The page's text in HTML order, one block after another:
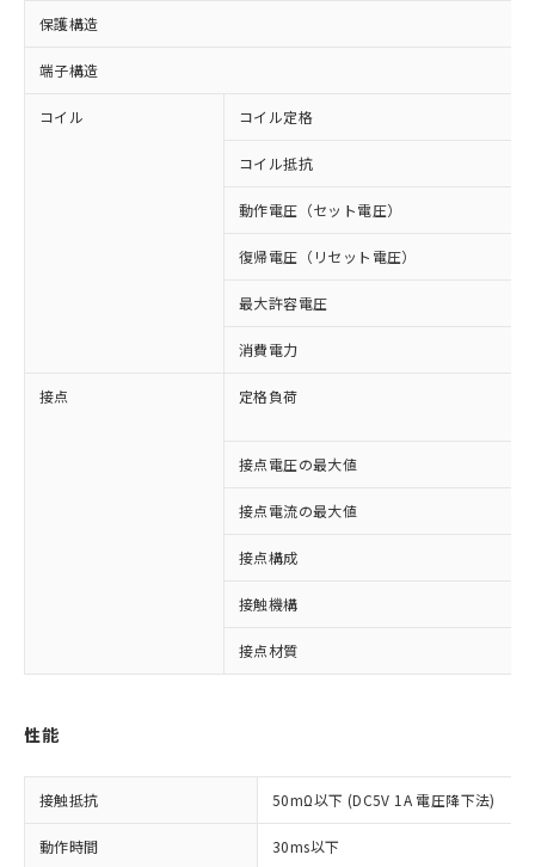
保護構造
端子構造
コイル コイル定格
コイル抵抗
動作電圧（セット電圧）
復帰電圧（リセット電圧）
最大許容電圧
消費電力
接点 定格負荷
接点電圧の最大値
接点電流の最大値
接点構成
接触機構
接点材質
性能
接触抵抗 50mΩ以下 (DC5V 1A 電圧降下法)
動作時間 30ms以下
ご利用条件
対応予定：EU RoHS指令（10物質）の非含
有に対応した製品に切り替える予定のある
商品です。